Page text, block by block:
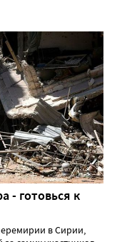
- готовься к
в Сирии,